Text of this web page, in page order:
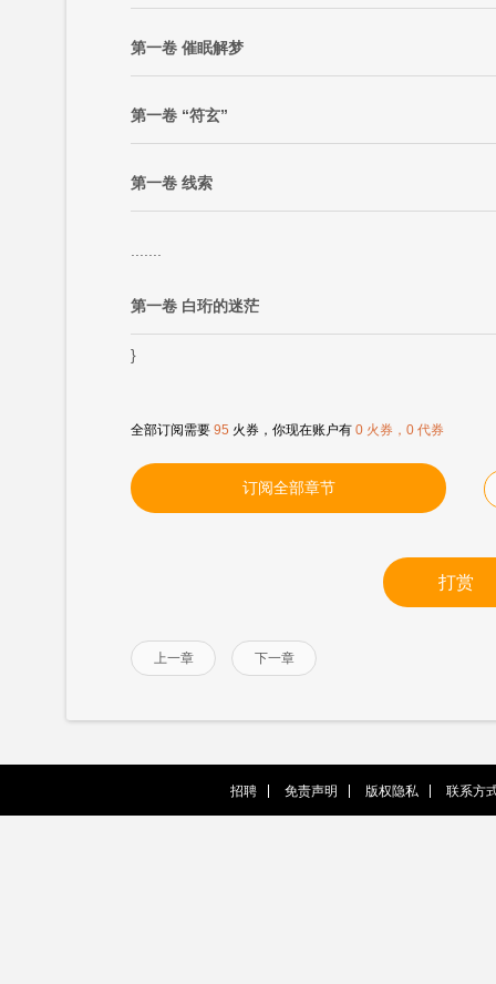
第一卷 催眠解梦
第一卷 “符玄”
第一卷 线索
第一卷 白珩的迷茫
}
全部订阅需要 95 火券，你现在账户有 0 火券，0 代券
订阅全部章节
打赏
上一章 下一章
招聘 免责声明 版权隐私 联系方